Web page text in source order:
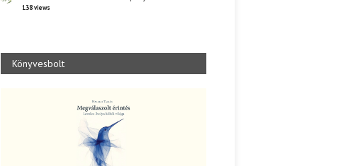
138 views
Könyvesbolt